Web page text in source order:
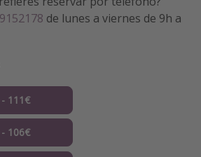
de lunes a viernes de 9h a
111€
106€